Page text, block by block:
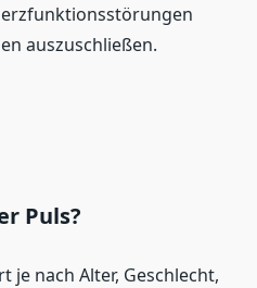
auszuschließen.
Puls?
je nach Alter, Geschlecht,